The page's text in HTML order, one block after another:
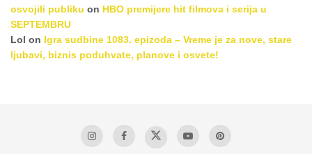
osvojili publiku on HBO premijere hit filmova i serija u
SEPTEMBRU
Lol on Igra sudbine 1083. epizoda – Vreme je za nove, stare
ljubavi, biznis poduhvate, planove i osvete!